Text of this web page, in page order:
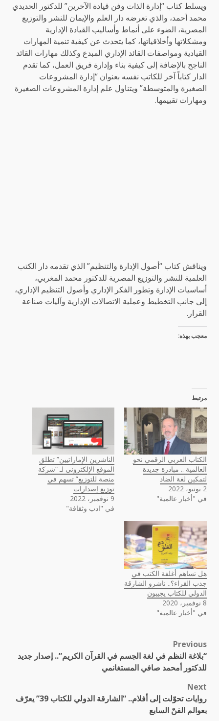
ويسلط كتاب “إدارة الذات وفن قيادة الآخرين” للدكتور الحديدي
محمد أحمد، والذي تعرضه دار العلم والإيمان للنشر والتوزيع
المصرية، الضوء على أنماط وأساليب القيادة الإدارية
ومشكلاتها وأخلاقياتها، كما يتحدث عن كيفية تنمية المهارات
القيادية ومواصفات القائد الإداري المبدع وكذلك مهارات القائد
الناجح بالإضافة إلى كيفية بناء وإدارة فريق العمل، كما تقدم
الدار كتاباً آخر للكاتب نفسه بعنوان “إدارة المشروعات
الصغيرة والمتوسطة” ويتناول علم إدارة المشروعات الصغيرة
ومهارات تقييمها.
ويناقش كتاب “أصول الإدارة والتنظيم” الذي تقدمه دار الكتب
العلمية للنشر والتوزيع المصرية للدكتور محمد المغربي،
أساسيات الإدارة وتطور الفكر الإداري وأصول التنظيم الإداري،
إلى جانب التخطيط وعملية الاتصالات الإدارية وآليات صناعة
القرار.
معجب بهذه:
مرتبط
الكتاب العربي الرقمي نحو
العالمية .. مبادرة جديدة
لتمكين لغة الضاد
2 يونيو، 2022
في "أخبار عالمية"
الناشرين الإماراتيين” تطلق
الموقع الإلكتروني لـ “شركة
منصة للتوزيع” تسهم في
توزيع إصدارات
9 نوفمبر، 2022
في "ادب وثقافة"
هل تساهم أغلفة الكتب في
جذب القراء؟.. ناشرو الشارقة
الدولي للكتاب يجيبون
8 نوفمبر، 2020
في "أخبار عالمية"
Post
navigation
Previous
“بلاغة النظم في لغة الجسم في القرآن الكريم”.. إصدار جديد
للدكتور أمحمد صافي المستغانمي
Next
روايات تحوّلت إلى أفلام.. “الشارقة الدولي للكتاب 39” يعرّف
بعوالم الفنّ السابع